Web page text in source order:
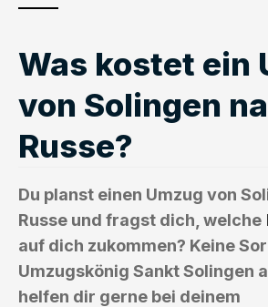
Was kostet ein
von Solingen
Russe?
Du planst einen Umzug von
Russe und fragst dich, welche
auf dich zukommen? Keine
Umzugskönig Sankt Solingen
helfen dir gerne bei deinem